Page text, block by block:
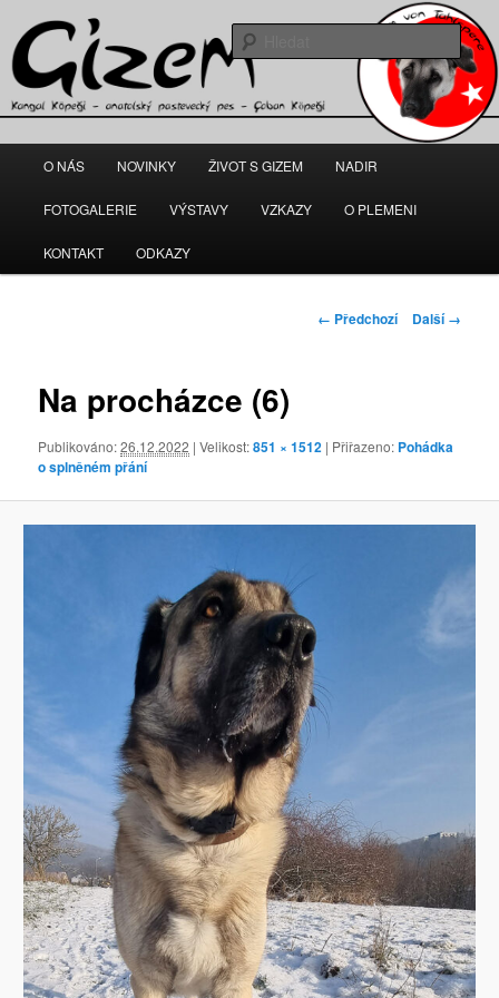
kangal-gizem.cz
navigační
Přejít
k
hlavnímu
O NÁS NOVINKY ŽIVOT S GIZEM NADIR
FOTOGALERIE VÝSTAVY VZKAZY O PLEMENI
KONTAKT ODKAZY
Navigace
← Předchozí Další →
Na procházce (6)
Publikováno:26.12.2022 | Velikost:851 × 1512 | Přiřazeno: Pohádka
o splněném přání